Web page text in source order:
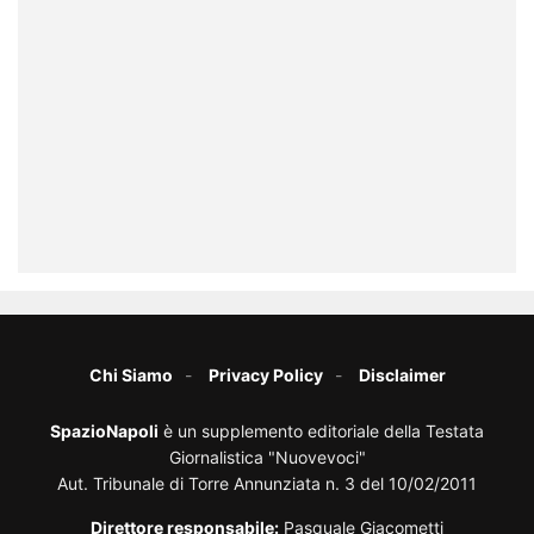
Chi Siamo Privacy Policy Disclaimer
SpazioNapoli è un supplemento editoriale della Testata
Giornalistica "Nuovevoci"
Aut. Tribunale di Torre Annunziata n. 3 del 10/02/2011
Direttore responsabile: Pasquale Giacometti